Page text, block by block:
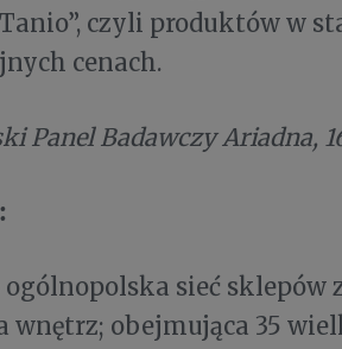
czyli produktów w
cenach.
Panel Badawczy Ariadna,
ogólnopolska sieć
wnętrz; obejmująca 35